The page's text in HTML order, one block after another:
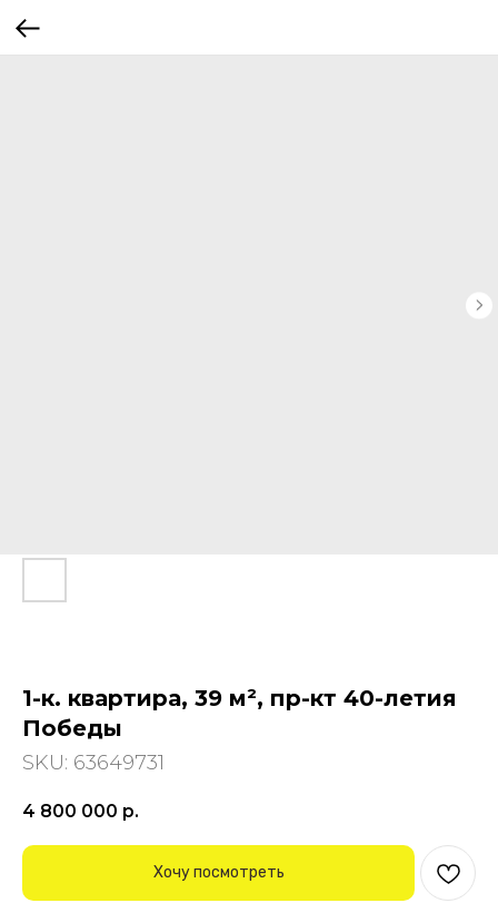
1-к. квартира, 39 м², пр-кт 40-летия
Победы
SKU: 63649731
4 800 000 р.
Хочу посмотреть